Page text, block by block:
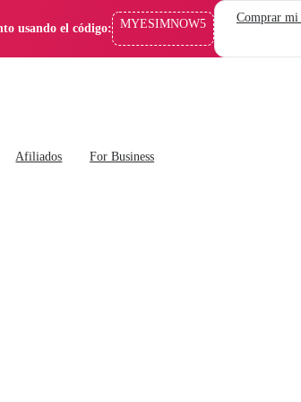
usando el código: MYESIMNOW5 Comprar
Afiliados For Business